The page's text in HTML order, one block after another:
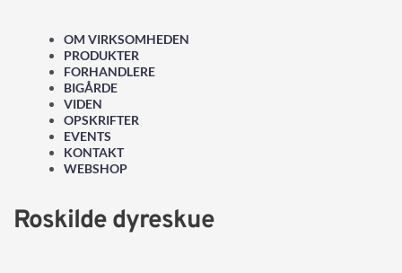
OM VIRKSOMHEDEN
PRODUKTER
FORHANDLERE
BIGÅRDE
VIDEN
OPSKRIFTER
EVENTS
KONTAKT
WEBSHOP
Roskilde dyreskue